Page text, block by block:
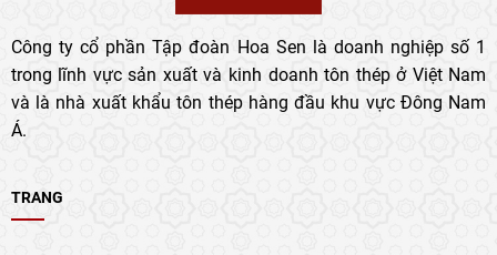
Công ty cổ phần Tập đoàn Hoa Sen là doanh nghiệp số 1
trong lĩnh vực sản xuất và kinh doanh tôn thép ở Việt Nam
và là nhà xuất khẩu tôn thép hàng đầu khu vực Đông Nam
Á.
TRANG